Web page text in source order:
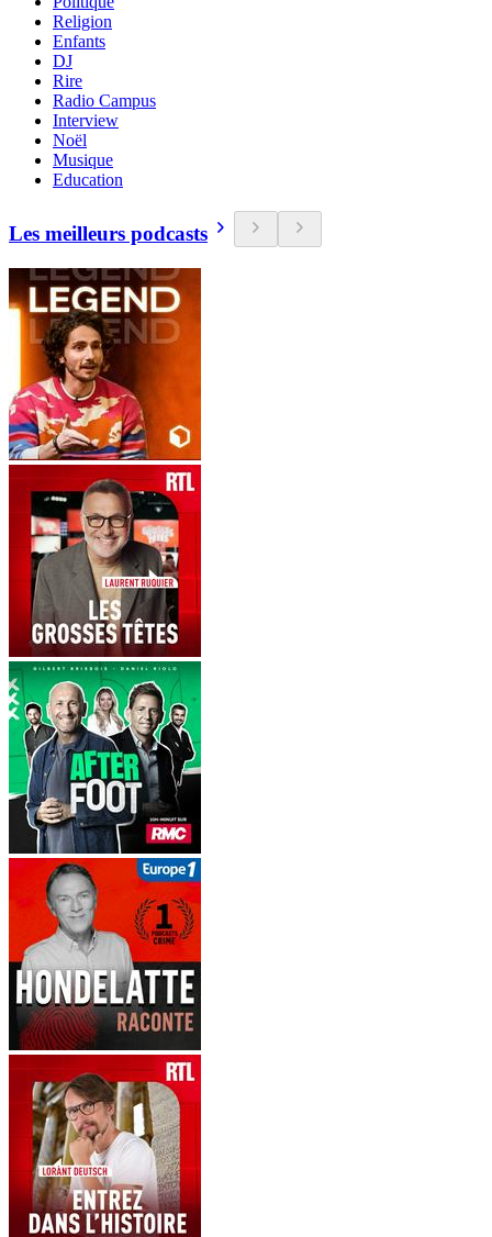
Religion
Enfants
DJ
Rire
Radio Campus
Interview
Noël
Musique
Education
Les meilleurs podcasts